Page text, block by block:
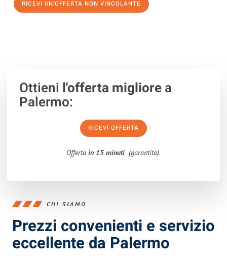
RICEVI UN'OFFERTA NON VINCOLANTE
Ottieni l'offerta migliorea
Palermo:
RICEVI OFFERTA
Offerta in 15 minuti (garantita).
CHI SIAMO
Prezzi convenienti e servizio
eccellente da Palermo